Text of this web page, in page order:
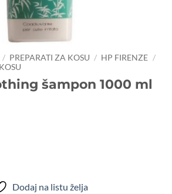
/ PREPARATI ZA KOSU / HP FIRENZE /
šampon 1000 ml
Dodaj na listu želja